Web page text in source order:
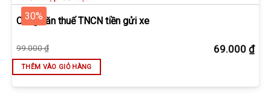
30%
Công văn thuế TNCN tiền gửi xe
99.000₫
là:
99.000 ₫.
69.000 ₫
tại
là:
THÊM VÀO GIỎ HÀNG